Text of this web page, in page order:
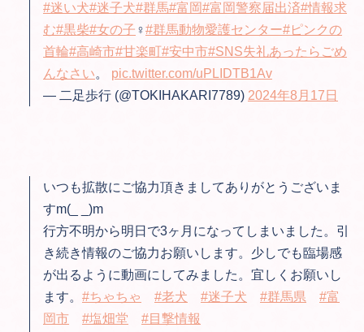
#迷い犬#迷子犬#群馬#富岡#富岡警察届出済#情報求
む#黒柴#女の子 ♀#群馬動物愛護センター#ピンクの
首輪#高崎市#甘楽町#安中市#SNS失礼あったらごめ
んなさい。 pic.twitter.com/uPLIDTB1Av
— 二足歩行 (@TOKIHAKARI7789) 2024年8月17日
いつも拡散にご協力頂きましてありがとうございま
すm(_ _)m
行方不明から明日で3ヶ月になってしまいました。引
き続き情報のご協力お願いします。少しでも臨場感
が出るように動画にしてみました。宜しくお願いし
ます。 #ちゃちゃ #老犬 #迷子犬 #群馬県
#富
岡市
#塩畑堂
#目撃情報